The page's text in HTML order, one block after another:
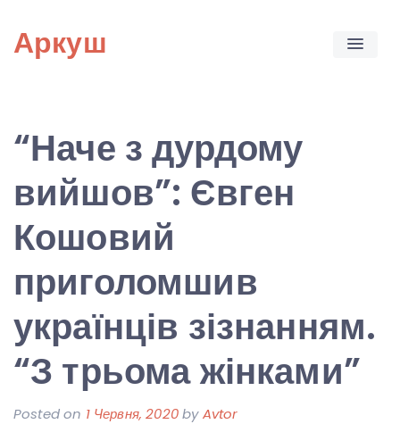
content
Аркуш
“Наче з дурдому
вийшов”: Євген
Кошовий
приголомшив
українців зізнанням.
“З трьома жінками”
Posted on 1 Червня, 2020byAvtor